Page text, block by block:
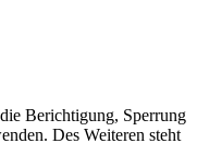
Berichtigung, Sperrung
Des Weiteren steht